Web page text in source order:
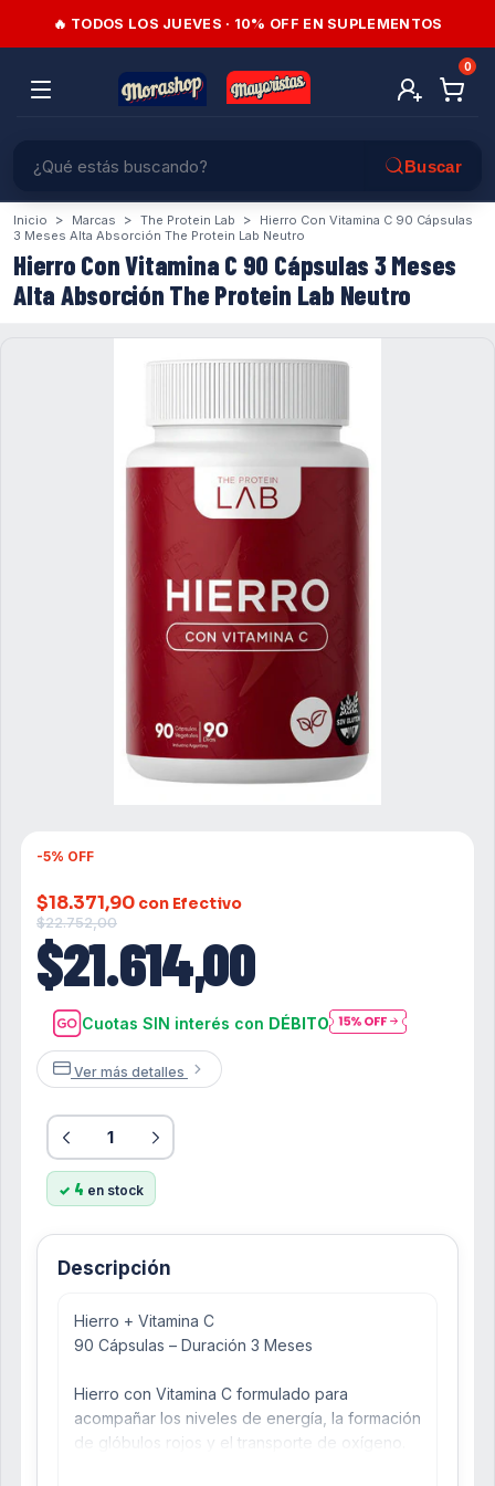
🔥 TODOS LOS JUEVES · 10% OFF EN SUPLEMENTOS
0
Inicio > Marcas > The Protein Lab >
Hierro Con Vitamina C 90 Cápsulas
3 Meses Alta Absorción The Protein Lab Neutro
Hierro Con Vitamina C 90 Cápsulas 3 Meses
Alta Absorción The Protein Lab Neutro
-5% OFF
$21.614,00
$22.752,00
$18.371,90 con Efectivo
Cuotas SIN interés con DÉBITO
Ver más detalles
4 en stock
Descripción
Hierro + Vitamina C
90 Cápsulas – Duración 3 Meses
Hierro con Vitamina C formulado para
acompañar los niveles de energía, la formación
de glóbulos rojos y el transporte de oxígeno.